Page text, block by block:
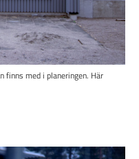
finns med i planeringen. Här